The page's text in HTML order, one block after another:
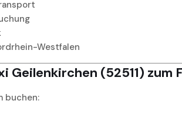
Westfalen
(52511) zum
buchen: